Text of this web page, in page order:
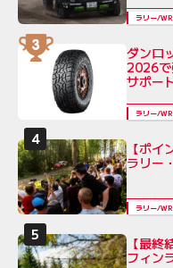
ラリー/
ダンロ
2026で
サポー
ラリー/
【ポ
ラリー
ラリー/
【最
フィン